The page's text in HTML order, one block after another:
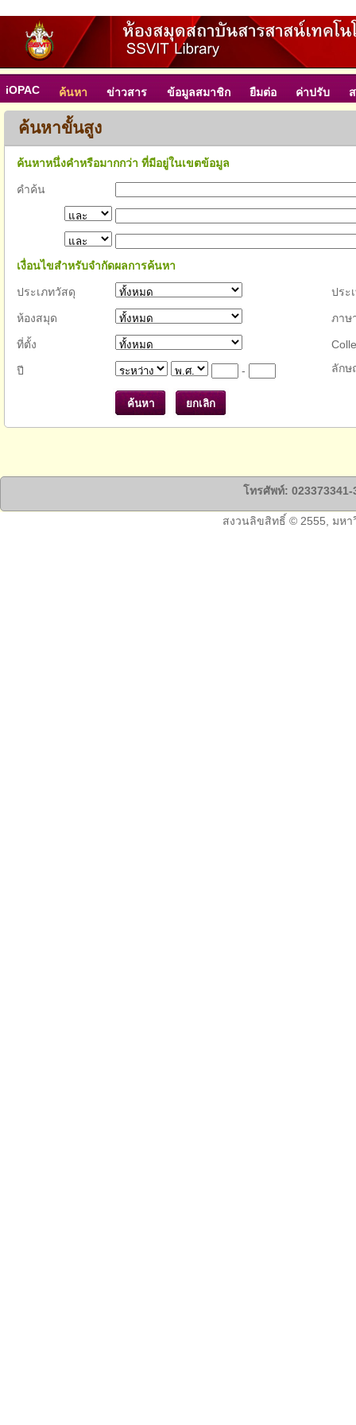
iOPAC ค้นหา ข่าวสาร ข้อมูลสมาชิก ยืมต่อ ค่าปรับ
ค้นหาขั้นสูง
ค้นหาหนึ่งคำหรือมากกว่า ที่มีอยู่ในเขตข้อมูล
คำค้น
เงื่อนไขสำหรับจำกัดผลการค้นหา
ประเภทวัสดุ
ห้องสมุด
ที่ตั้ง
ปี -
ประ
ภาษ
ลักษ
โทรศัพท์:
สงวนลิขสิทธิ์ © 2555, มห